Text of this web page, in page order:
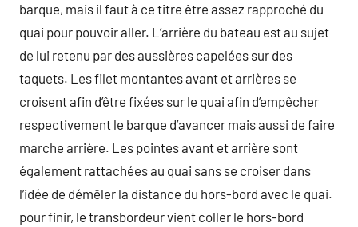
barque, mais il faut à ce titre être assez rapproché du
quai pour pouvoir aller. L’arrière du bateau est au sujet
de lui retenu par des aussières capelées sur des
taquets. Les filet montantes avant et arrières se
croisent afin d’être fixées sur le quai afin d’empêcher
respectivement le barque d’avancer mais aussi de faire
marche arrière. Les pointes avant et arrière sont
également rattachées au quai sans se croiser dans
l’idée de démêler la distance du hors-bord avec le quai.
pour finir, le transbordeur vient coller le hors-bord